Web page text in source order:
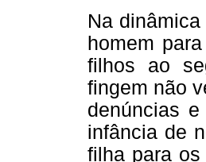
Na
homem
filhos ao
fingem não
denúncias
infância de
filha para